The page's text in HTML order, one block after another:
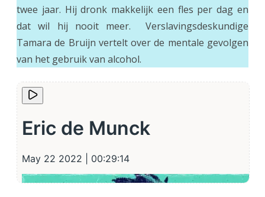
twee jaar. Hij dronk makkelijk een fles per dag en
dat wil hij nooit meer. Verslavingsdeskundige
Tamara de Bruijn vertelt over de mentale gevolgen
van het gebruik van alcohol.